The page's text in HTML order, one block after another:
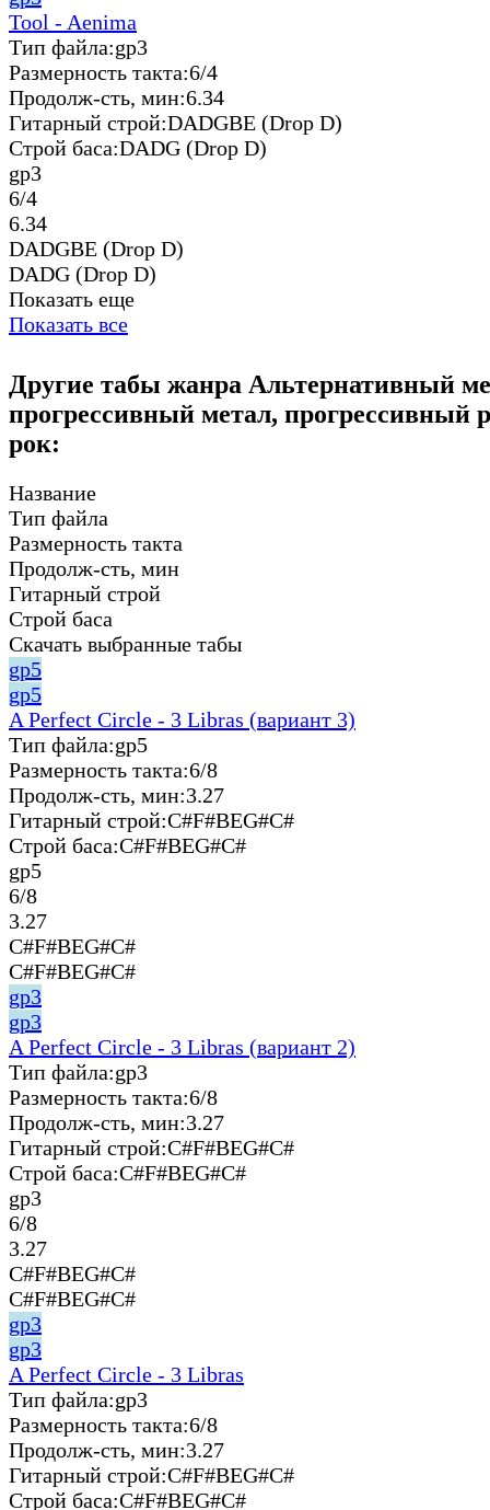
Tool - Aenima
Тип файла:gp3
Размерность такта:6/4
Продолж-сть, мин:6.34
Гитарный строй:DADGBE (Drop D)
Строй баса:DADG (Drop D)
gp3
6/4
6.34
DADGBE (Drop D)
DADG (Drop D)
Показать еще
Показать все
Другие табы жанра Альтернативный
прогрессивный метал, прогрессивный
рок:
Название
Тип файла
Размерность такта
Продолж-сть, мин
Гитарный строй
Строй баса
Скачать выбранные табы
gp5
gp5
A Perfect Circle - 3 Libras (вариант 3)
Тип файла:gp5
Размерность такта:6/8
Продолж-сть, мин:3.27
Гитарный строй:C#F#BEG#C#
Строй баса:C#F#BEG#C#
gp5
6/8
3.27
C#F#BEG#C#
C#F#BEG#C#
gp3
gp3
A Perfect Circle - 3 Libras (вариант 2)
Тип файла:gp3
Размерность такта:6/8
Продолж-сть, мин:3.27
Гитарный строй:C#F#BEG#C#
Строй баса:C#F#BEG#C#
gp3
6/8
3.27
C#F#BEG#C#
C#F#BEG#C#
gp3
gp3
A Perfect Circle - 3 Libras
Тип файла:gp3
Размерность такта:6/8
Продолж-сть, мин:3.27
Гитарный строй:C#F#BEG#C#
Строй баса:C#F#BEG#C#